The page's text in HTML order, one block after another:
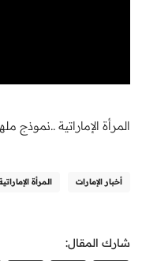
المرأة الإماراتية
أخبار الإمارات المرأة
شارك المقال: